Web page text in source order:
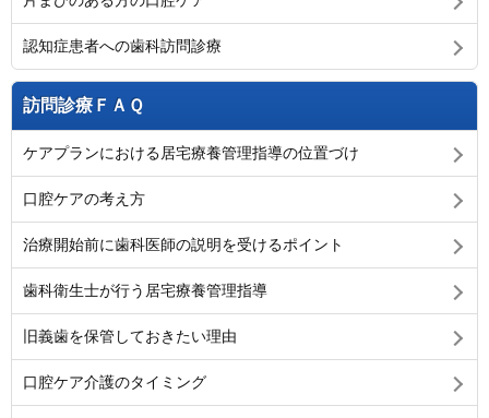
認知症患者への歯科訪問診療
訪問診療ＦＡＱ
ケアプランにおける居宅療養管理指導の位置づけ
口腔ケアの考え方
治療開始前に歯科医師の説明を受けるポイント
歯科衛生士が行う居宅療養管理指導
旧義歯を保管しておきたい理由
口腔ケア介護のタイミング